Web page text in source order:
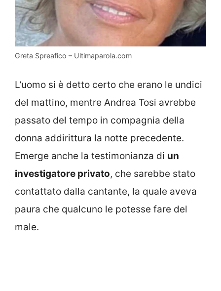
Greta Spreafico – Ultimaparola.com
L’uomo si è detto certo che erano le undici
del mattino, mentre Andrea Tosi avrebbe
passato del tempo in compagnia della
donna addirittura la notte precedente.
Emerge anche la testimonianza di un
investigatore privato, che sarebbe stato
contattato dalla cantante, la quale aveva
paura che qualcuno le potesse fare del
male.